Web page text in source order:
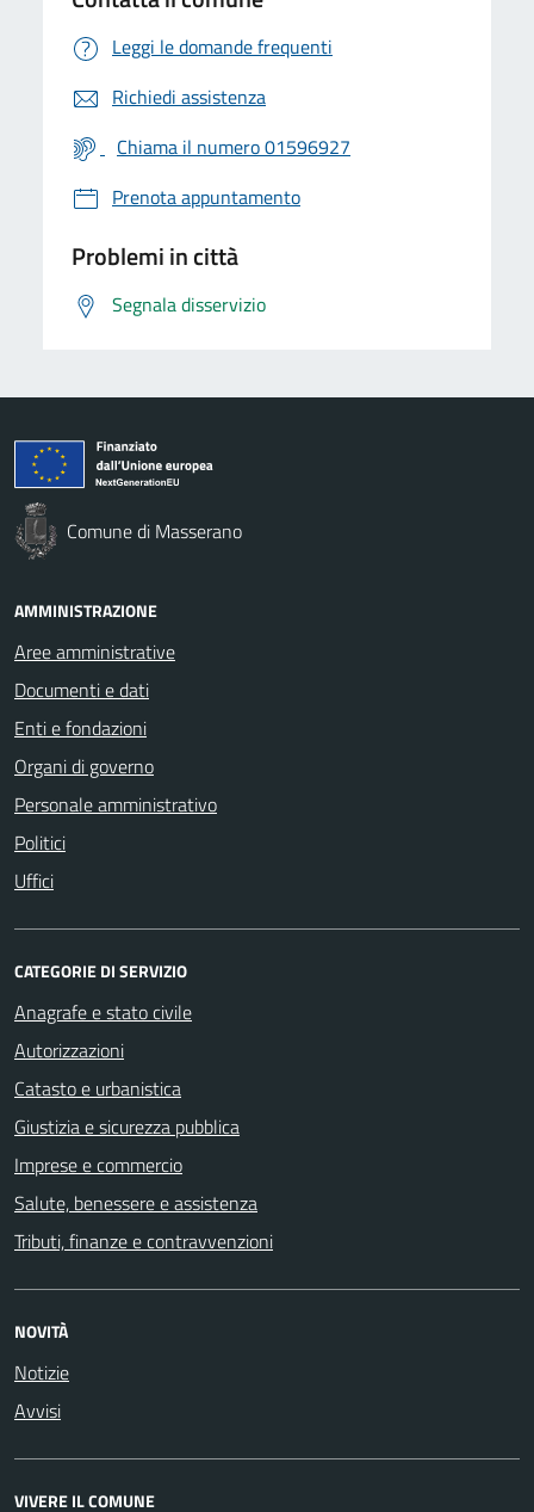
Leggi le domande frequenti
Richiedi assistenza
Chiama il numero 01596927
Prenota appuntamento
Problemi in città
Segnala disservizio
Comune di Masserano
AMMINISTRAZIONE
Aree amministrative
Documenti e dati
Enti e fondazioni
Organi di governo
Personale amministrativo
Politici
Uffici
CATEGORIE DI SERVIZIO
Anagrafe e stato civile
Autorizzazioni
Catasto e urbanistica
Giustizia e sicurezza pubblica
Imprese e commercio
Salute, benessere e assistenza
Tributi, finanze e contravvenzioni
NOVITÀ
Notizie
Avvisi
VIVERE IL COMUNE